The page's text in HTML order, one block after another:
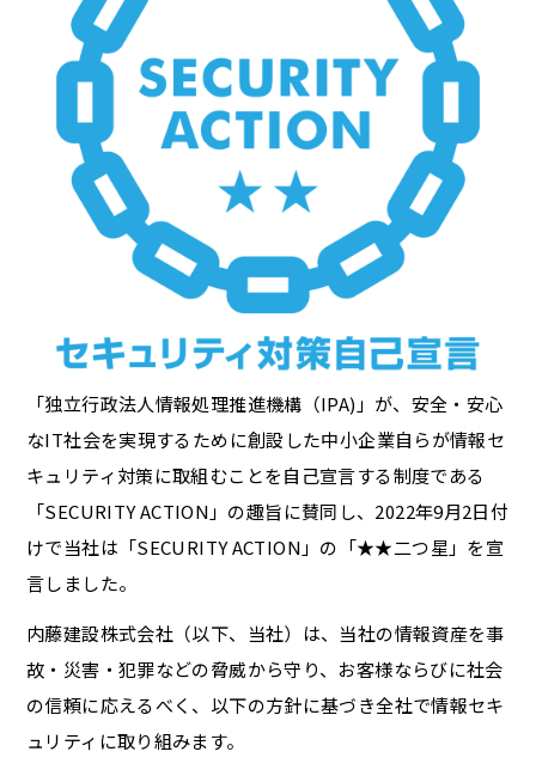
「独立行政法人情報処理推進機構（IPA)」が、安全・安心
なIT社会を実現するために創設した中小企業自らが情報セ
キュリティ対策に取組むことを自己宣言する制度である
「SECURITY ACTION」の趣旨に賛同し、2022年9月2日付
けで当社は「SECURITY ACTION」の「★★二つ星」を宣
言しました。
内藤建設株式会社（以下、当社）は、当社の情報資産を事
故・災害・犯罪などの脅威から守り、お客様ならびに社会
の信頼に応えるべく、以下の方針に基づき全社で情報セキ
ュリティに取り組みます。